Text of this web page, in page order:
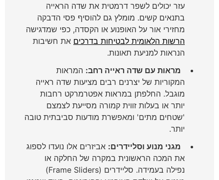
עזר יכולים לשפר דרמטית את שדה הראייה
בתנאים קשים. מומלץ גם להוסיף פסי הדבקה
מחזירי אור על האופנוע או הקסדה, כפי שמדגישה
הרשות הלאומית לבטיחות בדרכים את חשיבות
הנראות למניעת תאונות.
מראות עם שדה ראייה רחב: המראות
המקוריות של יצרנים רבים מציעות שדה ראייה
מוגבל. החלפתן במראות אפטרמרקט רחבות
יותר או בעלות זווית קמורה מסייעת לצמצם
'שטחים מתים' ומאפשרת מודעות סביבתית טובה
יותר.
מגני מנוע וסליידרים: אביזרים אלו נועדו לספוג
את המכה הראשונית במקרה של החלקה או
נפילה בעמידה. סליידרים (Frame Sliders)